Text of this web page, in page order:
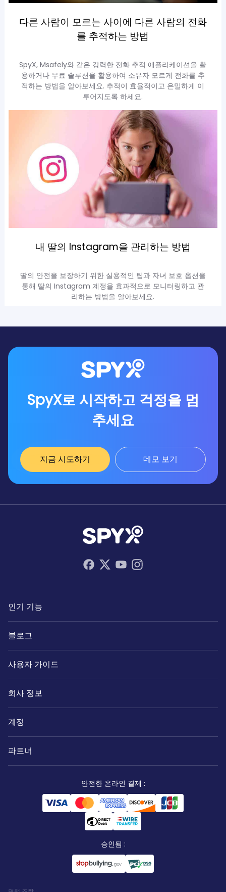
다른 사람이 모르는 사이에 다른 사람의 전화
를 추적하는 방법
SpyX, Msafely와 같은 강력한 전화 추적 애플리케이션을 활
용하거나 무료 솔루션을 활용하여 소유자 모르게 전화를 추
적하는 방법을 알아보세요. 추적이 효율적이고 은밀하게 이
루어지도록 하세요.
내 딸의 Instagram을 관리하는 방법
딸의 안전을 보장하기 위한 실용적인 팁과 자녀 보호 옵션을
통해 딸의 Instagram 계정을 효과적으로 모니터링하고 관
리하는 방법을 알아보세요.
SpyX로 시작하고 걱정을 멈
추세요
지금 시도하기 데모 보기
인기 기능
블로그
사용자 가이드
회사 정보
계정
파트너
안전한 온라인 결제 :
승인됨 :